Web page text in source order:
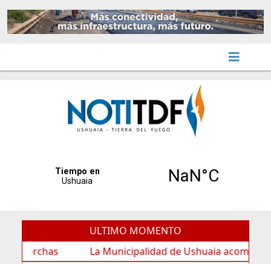
ULTIMO MOMENTO
La Municipalidad de Ushuaia acompañó los